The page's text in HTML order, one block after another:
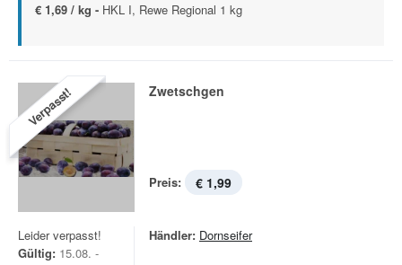
€ 1,69 / kg - HKL I, Rewe Regional 1 kg
Verpasst! Zwetschgen
Preis: € 1,99
Leider verpasst!
Gültig: 15.08. -
Händler: Dornseifer